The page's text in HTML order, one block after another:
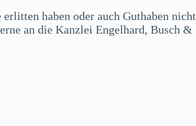
haben oder auch Guthaben nicht
an die Kanzlei Engelhard, Busch &